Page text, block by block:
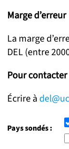
Marge d’erreur
La marge
DEL (entre
Pour contacter
Écrire à
Pays sondés :